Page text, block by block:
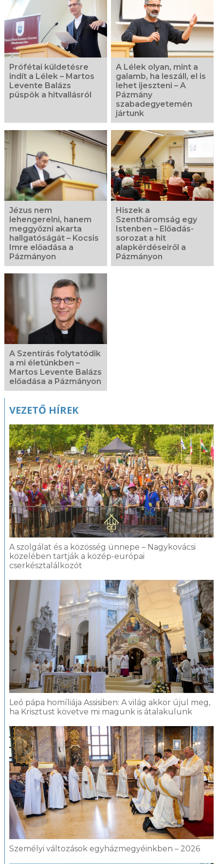
Prófétai küldetésre
indít a Lélek – Martos
Levente Balázs
püspök a hitvallásról
A Lélek olyan, mint a
galamb, ha leszáll, el is
lehet ijeszteni – A
Pázmány
szabadegyetemén
jártunk
Jézus nem
lehengerelni, hanem
meggyőzni akarta
hallgatóságát – Kocsis
Imre előadása a
Pázmányon
Hiszek a
Szentháromság egy
Istenben – Előadás-
sorozat a hit
alapkérdéseiről a
Pázmányon
A Szentírás folytatódik
a mi életünkben –
Martos Levente Balázs
előadása a Pázmányon
VEZETŐ HÍREK
A szolgálat és a közösség ünnepe – Nagykovácsi
közelében tartják a közép-európai
cserkésztalálkozót
Leó pápa homíliája Assisiben: A világ akkor újul meg,
ha Krisztust követve mi magunk is átalakulunk
Személyi változások egyházmegyéinkben – 2026